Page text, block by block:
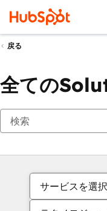
戻る
全ての
サービスを選択